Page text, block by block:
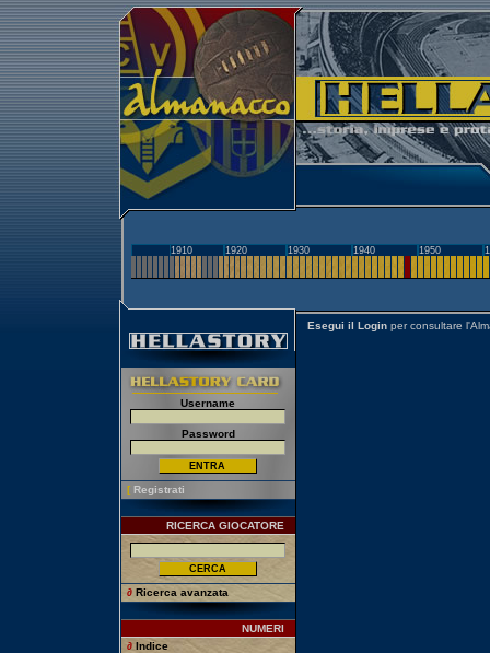
1910 1920 1930 1940 1950
Username
Password
[ Registrati
RICERCA GIOCATORE
∂ Ricerca avanzata
NUMERI
∂ Indice
Esegui il Login per consultare